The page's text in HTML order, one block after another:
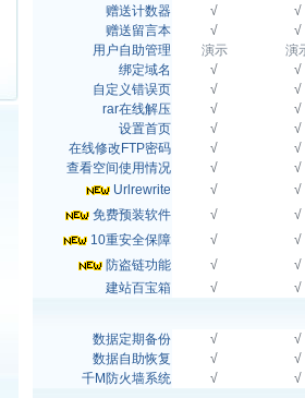
赠送计数器
√ √
赠送留言本
√ √
用户自助管理
演示 演
绑定域名
√ √
自定义错误页
√ √
rar在线解压
√ √
设置首页
√ √
在线修改FTP密码
√ √
查看空间使用情况
√ √
Urlrewrite
√ √
免费预装软件
√ √
10重安全保障
√ √
防盗链功能
√ √
建站百宝箱
√ √
数据定期备份 √ √
数据自助恢复
√ √
千M防火墙系统
√ √